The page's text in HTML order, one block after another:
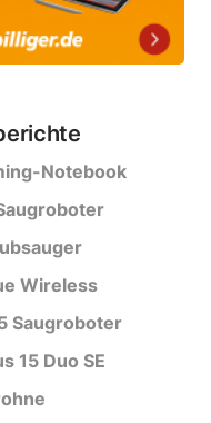
Notebook
Wireless
Saugroboter
15 Duo SE